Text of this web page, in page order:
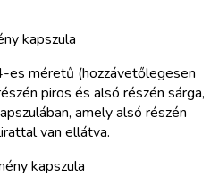
kapszula
es méretű (hozzávetőlegesen
piros és alsó részén sárga,
amely alsó részén
van ellátva.
kapszula